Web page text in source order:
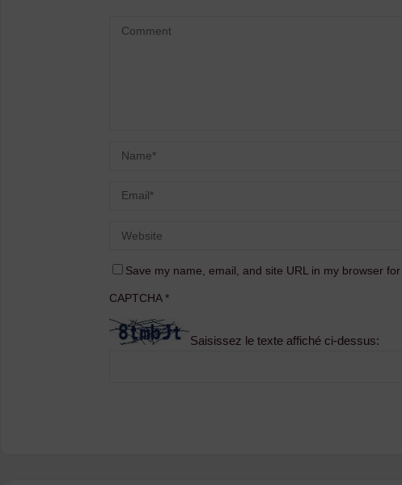
Save my name, email, and site URL in my browser
CAPTCHA*
Saisissez le texte affiché ci-dessus: